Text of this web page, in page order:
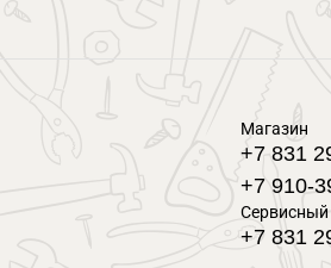
Магазин
+7 831
+7 910-
Сервисный
+7 831